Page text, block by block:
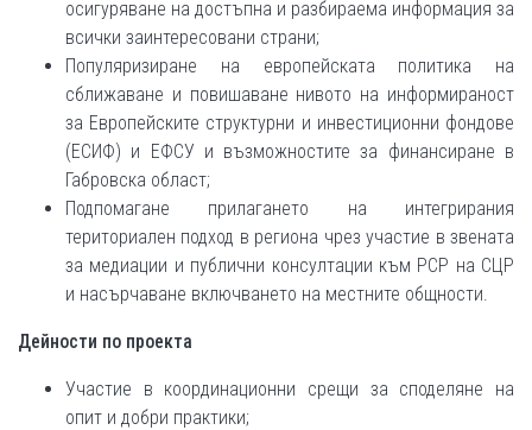
осигуряване на достъпна и разбираема информация за
всички заинтересовани страни;
Популяризиране на европейската политика на
сближаване и повишаване нивото на информираност
за Европейските структурни и инвестиционни фондове
(ЕСИФ) и ЕФСУ и възможностите за финансиране в
Габровска област;
Подпомагане прилагането на интегрирания
териториален подход в региона чрез участие в звената
за медиации и публични консултации към РСР на СЦР
и насърчаване включването на местните общности.
Дейности по проекта
Участие в координационни срещи за споделяне на
опит и добри практики;